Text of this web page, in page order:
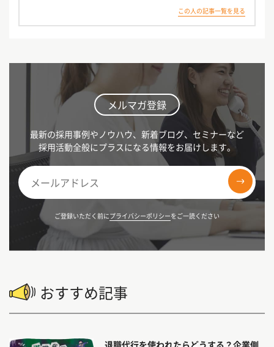
この人の記事一覧を見る
東大阪エリアの営業も経て、
2020年4月、大阪支社へ異動し、再び東大阪エリ
アチームに。
2022年4月、京都営業所へ再び異動。
メルマガ登録
最新の採用事例やノウハウ、新着ブログ、セミナーなど
採用活動全般にプラスになる情報をお届けします。
ご登録いただく前にプライバシーポリシーをご一読ください
おすすめ記事